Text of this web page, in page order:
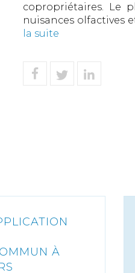
copropriétaires. Le
nuisances olfactives
la suite
À